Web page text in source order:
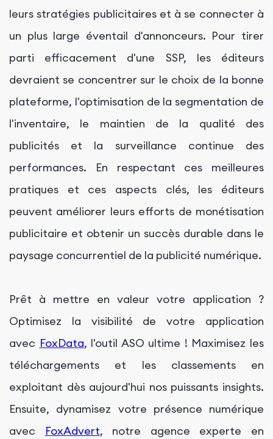
leurs stratégies publicitaires et à se connecter à
un plus large éventail d'annonceurs. Pour tirer
parti efficacement d'une SSP, les éditeurs
devraient se concentrer sur le choix de la bonne
plateforme, l'optimisation de la segmentation de
l'inventaire, le maintien de la qualité des
publicités et la surveillance continue des
performances. En respectant ces meilleures
pratiques et ces aspects clés, les éditeurs
peuvent améliorer leurs efforts de monétisation
publicitaire et obtenir un succès durable dans le
paysage concurrentiel de la publicité numérique.
Prêt à mettre en valeur votre application ?
Optimisez la visibilité de votre application
avec FoxData, l'outil ASO ultime ! Maximisez les
téléchargements et les classements en
exploitant dès aujourd'hui nos puissants insights.
Ensuite, dynamisez votre présence numérique
avec
FoxAdvert, notre agence experte en